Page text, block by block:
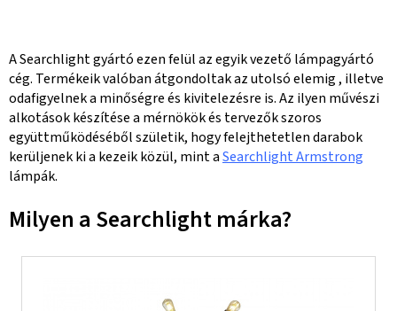
A Searchlight gyártó ezen felül az egyik vezető lámpagyártó
cég. Termékeik valóban átgondoltak az utolsó elemig , illetve
odafigyelnek a minőségre és kivitelezésre is. Az ilyen művészi
alkotások készítése a mérnökök és tervezők szoros
együttműködéséből születik, hogy felejthetetlen darabok
kerüljenek ki a kezeik közül, mint aSearchlight Armstrong
lámpák.
Milyen a Searchlight márka?